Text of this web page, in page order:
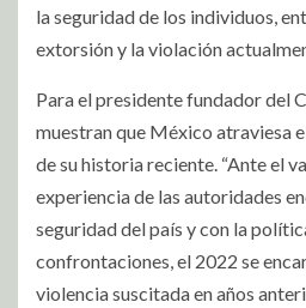
la seguridad de los individuos,
extorsión y la violación
Para el presidente fundador del
muestran que México atraviesa
de su historia reciente. “Ante el
experiencia de las autoridades
seguridad del país y con la
confrontaciones, el 2022 se
violencia suscitada en años